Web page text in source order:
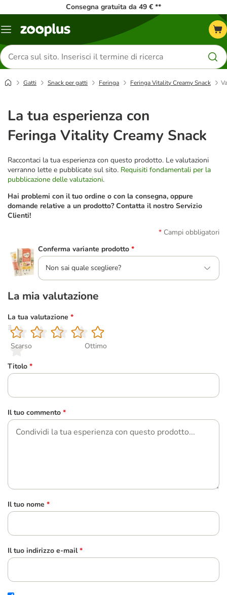
Consegna gratuita da 49 € **
Overview
Cerca
prodotti
Gatti Snack per gatti Feringa Feringa Vitality Creamy Snack
La tua esperienza con
Feringa Vitality Creamy Snack
Raccontaci la tua esperienza con questo prodotto. Le valutazioni
verranno lette e pubblicate sul sito. Requisiti fondamentali per la
pubblicazione delle valutazioni.
Hai problemi con il tuo ordine o con la consegna, oppure
domande relative a un prodotto? Contatta il nostro Servizio
Clienti!
Campi obbligatori
Conferma variante prodotto *
Non sai quale scegliere?
La mia valutazione
La tua valutazione *
1
Scarso
2
3
4
5
Ottimo
Titolo *
Il tuo commento *
Il tuo nome *
Il tuo indirizzo e-mail *